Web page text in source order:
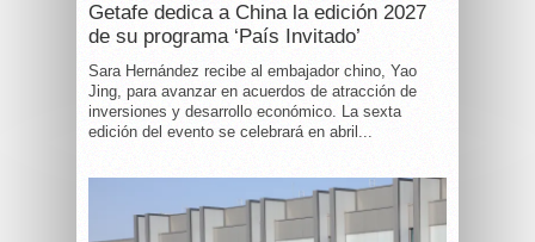
Getafe dedica a China la edición 2027
de su programa ‘País Invitado’
Sara Hernández recibe al embajador chino, Yao
Jing, para avanzar en acuerdos de atracción de
inversiones y desarrollo económico. La sexta
edición del evento se celebrará en abril...